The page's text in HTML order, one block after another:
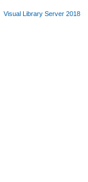
Visual Library Server 2018